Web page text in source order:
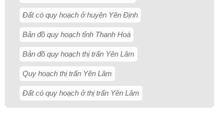
Đất có quy hoạch ở huyện Yên Định
Bản đồ quy hoạch tỉnh Thanh Hoá
Bản đồ quy hoạch thị trấn Yên Lâm
Quy hoạch thị trấn Yên Lâm
Đất có quy hoạch ở thị trấn Yên Lâm